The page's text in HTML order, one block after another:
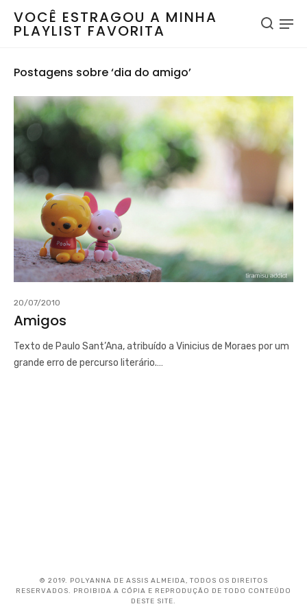
VOCÊ ESTRAGOU A MINHA
PLAYLIST FAVORITA
Postagens sobre ‘dia do amigo’
20/07/2010
Amigos
Texto de Paulo Sant’Ana, atribuído a Vinicius de Moraes por um
grande erro de percurso literário.…
© 2019. POLYANNA DE ASSIS ALMEIDA, TODOS OS DIREITOS
RESERVADOS. PROIBIDA A CÓPIA E REPRODUÇÃO DE TODO CONTEÚDO
DESTE SITE.